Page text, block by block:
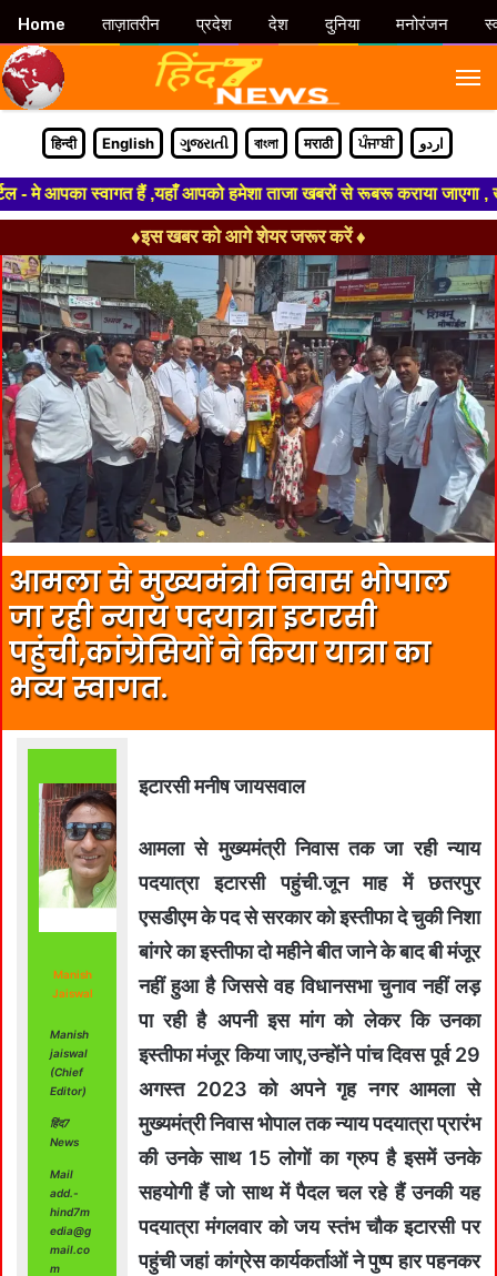
हिन्दी English ગુજરાતી বাংলা मराठी ਪੰਜਾਬੀ اردو
स्वागत हैं ,यहाँ आपको हमेशा ताजा खबरों से रूबरू कराया जाएगा ,
♦इस खबर को आगे शेयर जरूर करें ♦
आमला से मुख्यमंत्री निवास भोपाल
जा रही न्याय पदयात्रा इटारसी
पहुंची,कांग्रेसियों ने किया यात्रा का
भव्य स्वागत.
Manish
Jaiswal
Manish
jaiswal
(Chief
Editor)
हिंद7
News
Mail
add.-
hind7m
edia@g
mail.co
m
इटारसी मनीष जायसवाल
आमला से मुख्यमंत्री निवास तक जा रही न्याय
पदयात्रा इटारसी पहुंची.जून माह में छतरपुर
एसडीएम के पद से सरकार को इस्तीफा दे चुकी निशा
बांगरे का इस्तीफा दो महीने बीत जाने के बाद बी मंजूर
नहीं हुआ है जिससे वह विधानसभा चुनाव नहीं लड़
पा रही है अपनी इस मांग को लेकर कि उनका
इस्तीफा मंजूर किया जाए,उन्होंने पांच दिवस पूर्व 29
अगस्त 2023 को अपने गृह नगर आमला से
मुख्यमंत्री निवास भोपाल तक न्याय पदयात्रा प्रारंभ
की उनके साथ 15 लोगों का ग्रुप है इसमें उनके
सहयोगी हैं जो साथ में पैदल चल रहे हैं उनकी यह
पदयात्रा मंगलवार को जय स्तंभ चौक इटारसी पर
पहुंची जहां कांग्रेस कार्यकर्ताओं ने पुष्प हार पहनकर
Home ताज़ातरीन प्रदेश देश दुनिया मनोरंजन